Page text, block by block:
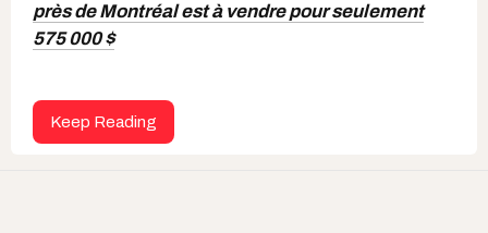
près de Montréal est à vendre pour seulement
575 000 $
Keep Reading